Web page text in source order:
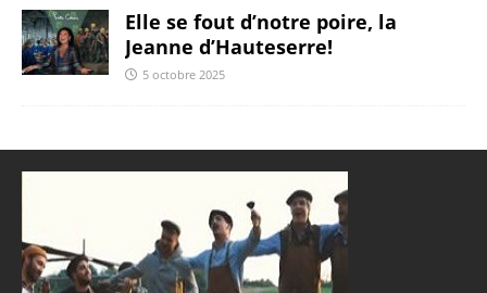
Elle se fout d’notre poire, la
Jeanne d’Hauteserre!
5 octobre 2025